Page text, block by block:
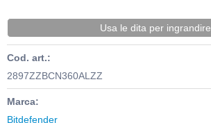
Usa le dita per ingrandire
Cod. art.:
2897ZZBCN360ALZZ
Marca:
Bitdefender